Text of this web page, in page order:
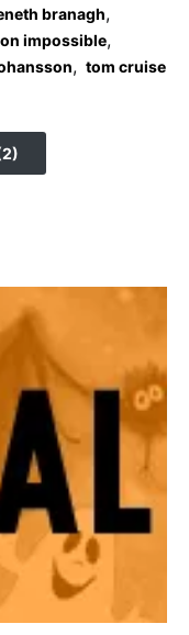
branagh,
impossible,
, tom cruise